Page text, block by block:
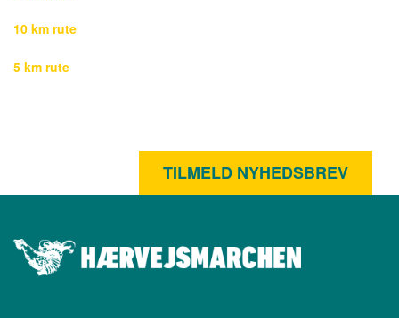
10 km rute
5 km rute
TILMELD NYHEDSBREV